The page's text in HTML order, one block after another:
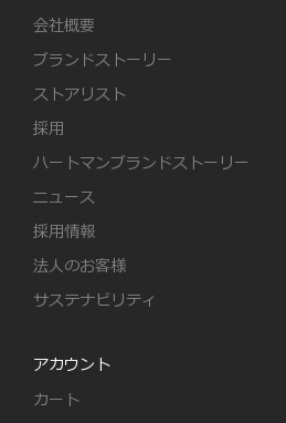
会社概要
ブランドストーリー
ストアリスト
採用
ハートマンブランドストーリー
ニュース
採用情報
法人のお客様
サステナビリティ
アカウント
カート